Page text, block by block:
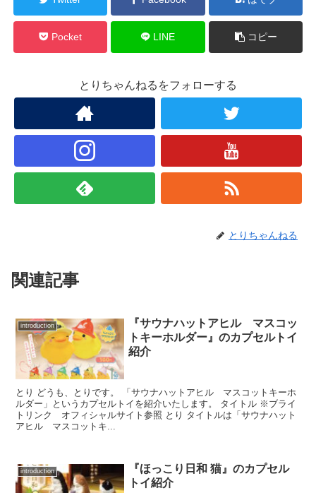
Pocket LINE コピー
とりちゃんねるをフォローする
とりちゃんねる
関連記事
introduction
『サウナハットアヒル マスコッ
トキーホルダー』のカプセルトイ
紹介
とり どうも、とりです。 「サウナハットアヒル マスコットキーホ
ルダー」というカプセルトイを紹介いたします。 タイトル ※ブライ
トリンク オフィシャルサイト参照 とり タイトルは「サウナハット
アヒル マスコットキ...
introduction
『ほっこり日和 猫』のカプセル
トイ紹介